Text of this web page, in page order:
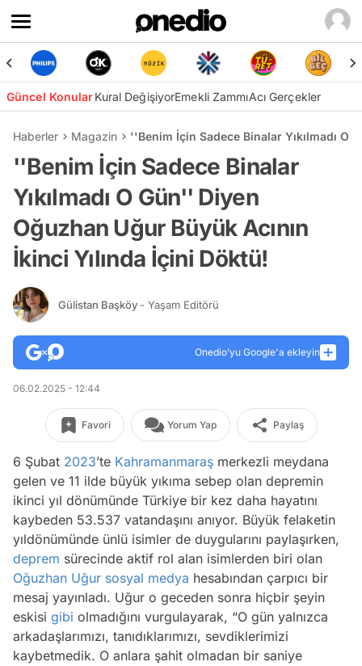
Güncel KonularKural DeğişiyorEmekli ZammıAcı Gerçekler
Haberler Magazin ''Benim İçin Sadece Binalar Yıkılmadı O
''Benim İçin Sadece Binalar
Yıkılmadı O Gün'' Diyen
Oğuzhan Uğur Büyük Acının
İkinci Yılında İçini Döktü!
Gülistan Başköy - Yaşam Editörü
Onedio’yu Google'a ekleyin
06.02.2025 - 12:44
Favori Yorum Yap Paylaş
6 Şubat 2023’te Kahramanmaraş merkezli meydana
gelen ve 11 ilde büyük yıkıma sebep olan depremin
ikinci yıl dönümünde Türkiye bir kez daha hayatını
kaybeden 53.537 vatandaşını anıyor. Büyük felaketin
yıldönümünde ünlü isimler de duygularını paylaşırken,
deprem sürecinde aktif rol alan isimlerden biri olan
Oğuzhan Uğur sosyal medya hesabından çarpıcı bir
mesaj yayınladı. Uğur o geceden sonra hiçbir şeyin
eskisi gibi olmadığını vurgulayarak, “O gün yalnızca
arkadaşlarımızı, tanıdıklarımızı, sevdiklerimizi
kaybetmedik. O anlara şahit olmadan bir saniye